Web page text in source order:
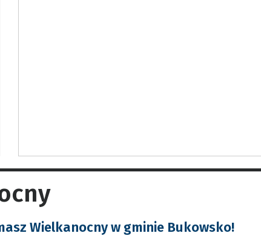
Wielkanocny w gminie Bukowsko!